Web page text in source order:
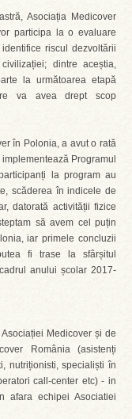
Asociația Medicover
participa la o evaluare
riscul dezvoltării
dintre aceștia,
la următoarea etapă
va avea drept scop
în Polonia, a avut o rată
Programul
la program au
scăderea în indicele de
datorată activității fizice
să avem cel puțin
iar primele concluzii
fi trase la sfârșitul
anului școlar 2017-
Medicover și de
România (asistenți
nutriționisti, specialiști în
call-center etc) - in
afara echipei Asociatiei